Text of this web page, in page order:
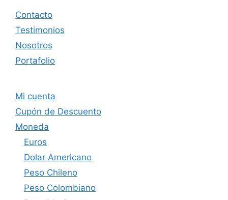
Contacto
Testimonios
Nosotros
Portafolio
Mi cuenta
Cupón de Descuento
Moneda
Euros
Dolar Americano
Peso Chileno
Peso Colombiano